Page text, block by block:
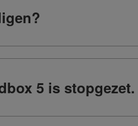
5 is stopgezet.